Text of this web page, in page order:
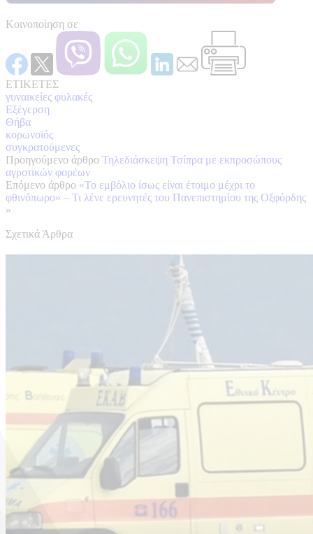
Κοινοποίηση σε
ΕΤΙΚΕΤΕΣ
γυναικείες φυλακές
Εξέγερση
Θήβα
κορωνοϊός
συγκρατούμενες
Προηγούμενο άρθρο Τηλεδιάσκεψη Τσίπρα με εκπροσώπους
αγροτικών φορέων
Επόμενο άρθρο «Το εμβόλιο ίσως είναι έτοιμο μέχρι το
φθινόπωρο» – Τι λένε ερευνητές του Πανεπιστημίου της Οξφόρδης
»
Σχετικά Άρθρα